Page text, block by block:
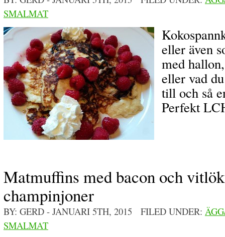
SMALMAT
eller även
med
eller vad
till och så
Perfekt
Matmuffins med bacon och
champinjoner
BY: GERD - JANUARI 5TH, 2015 FILED UNDER:
SMALMAT